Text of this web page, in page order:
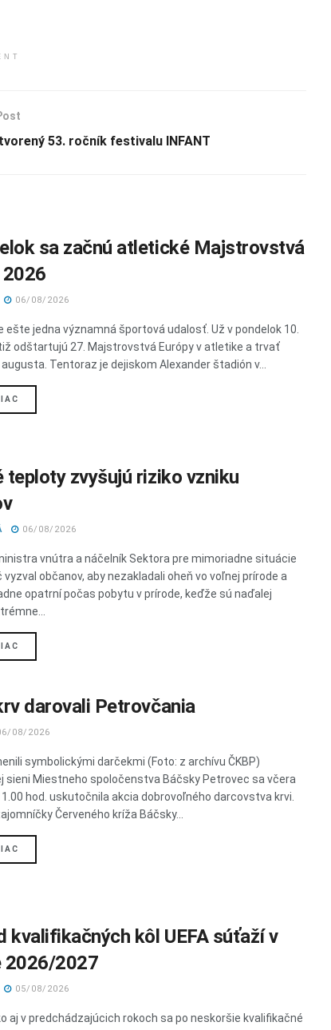
53. ročník festivalu INFANT
sa začnú atletické Majstrovstvá
2026
06/08/2026
ešte jedna významná športová udalosť. Už v pondelok 10.
odštartujú 27. Majstrovstvá Európy v atletike a trvať
Tentoraz je dejiskom Alexander štadión v...
teploty zvyšujú riziko vzniku
06/08/2026
vnútra a náčelník Sektora pre mimoriadne situácie
vyzval občanov, aby nezakladali oheň vo voľnej prírode a
opatrní počas pobytu v prírode, keďže sú naďalej
darovali Petrovčania
08/2026
symbolickými darčekmi (Foto: z archívu ČKBP)
sieni Miestneho spoločenstva Báčsky Petrovec sa včera
hod. uskutočnila akcia dobrovoľného darcovstva krvi.
Červeného kríža Báčsky...
kvalifikačných kôl UEFA súťaží v
2026/2027
05/08/2026
aj v predchádzajúcich rokoch sa po neskoršie kvalifikačné